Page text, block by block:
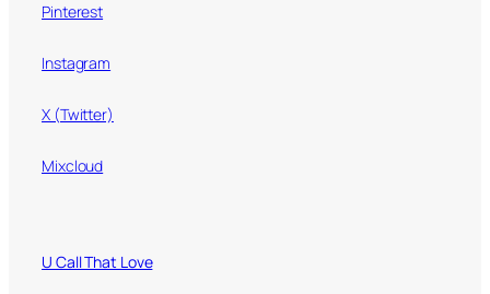
Pinterest
Instagram
X (Twitter)
Mixcloud
U Call That Love